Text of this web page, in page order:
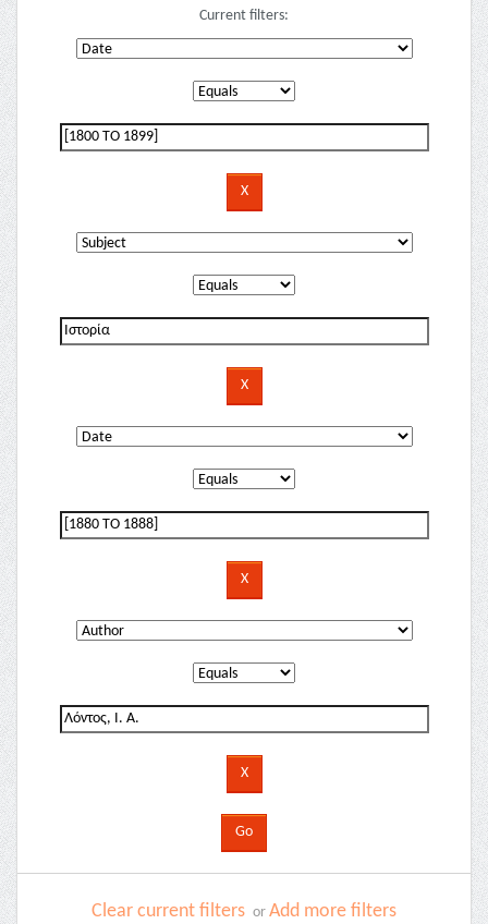
Current filters:
Clear current filters or Add more filters